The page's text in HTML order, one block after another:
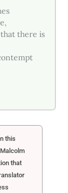
there is
this
that